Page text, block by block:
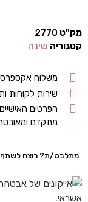
מק"ט 2770
קטגוריה שינה
משלוח
שירות לקוחות
הפרטים
מתקדם
מתלבט/ת? רוצה